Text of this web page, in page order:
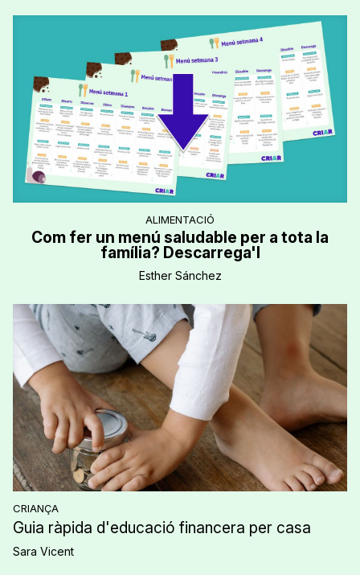
CRIANÇA
Guia ràpida d'educació financera per casa
Sara Vicent
ALIMENTACIÓ
Com fer un menú saludable per a tota la
família? Descarrega'l
Esther Sánchez